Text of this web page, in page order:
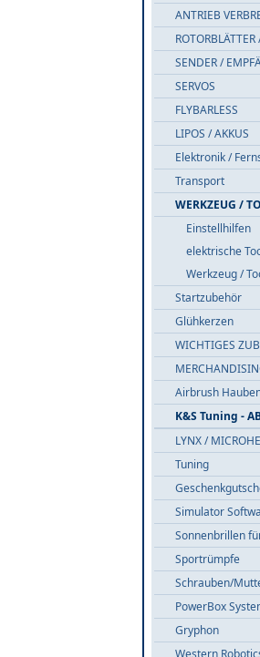
ANTRIEB
SENDER /
SERVOS
FLYBARLESS
LIPOS / AKKUS
Elektronik /
Transport
WERKZEUG /
Einstellhilfen
elektrische
Werkzeug /
Startzubehör
Glühkerzen
WICHTIGES
Airbrush
K&S Tuning -
LYNX /
Tuning
Simulator
Sonnenbrillen für
Sportrümpfe
Schrauben/
PowerBox
Gryphon
Western